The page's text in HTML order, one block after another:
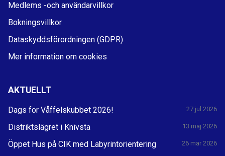
Medlems -och användarvillkor
Bokningsvillkor
Dataskyddsförordningen (GDPR)
Mer information om cookies
AKTUELLT
Dags för Våffelskubbet 2026! 27 jul 2026
Distriktslägret i Knivsta 13 maj 2026
Öppet Hus på CIK med Labyrintorientering 26 mar 2026